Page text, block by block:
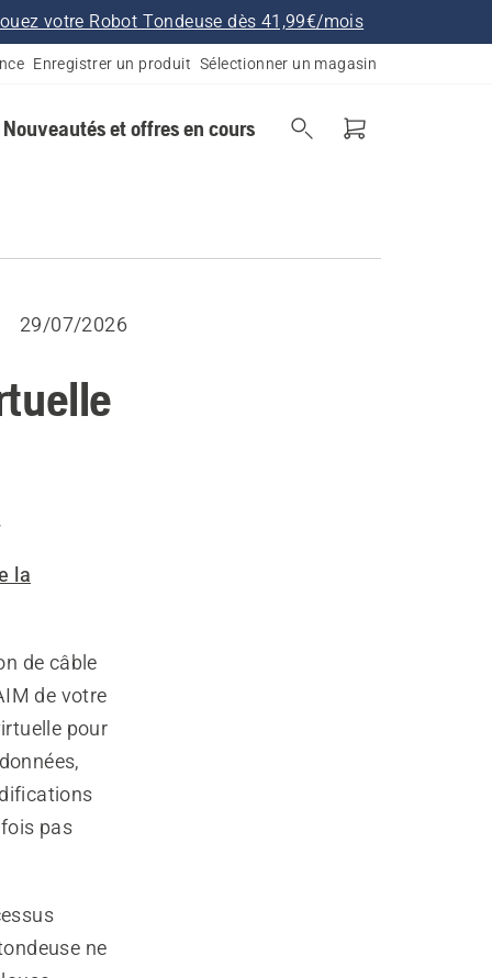
votre Robot Tondeuse dès 41,99€/mois
Enregistrer un produit Sélectionner un magasin
Nouveautés et offres en cours
29/07/2026
la
de câble
de votre
pour
pas
ne